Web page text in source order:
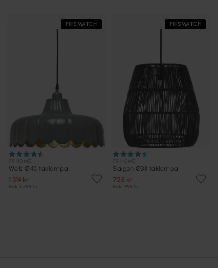
PRISMATCH
Wells Ø45 taklampa
1 314 kr
Rek. 1 799 kr
PRISMATCH
Saigon Ø38 taklampa
725 kr
Rek. 999 kr